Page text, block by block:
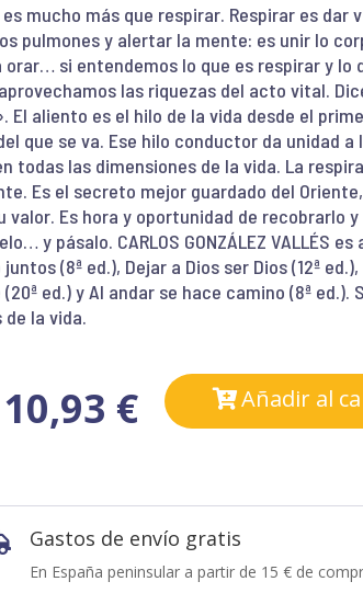
es mucho más que respirar. Respirar es dar
pulmones y alertar la mente: es unir lo
orar… si entendemos lo que es respirar y lo
las riquezas del acto vital.
El aliento es el hilo de la vida desde el
que se va. Ese hilo conductor da unidad
todas las dimensiones de la vida. La
Es el secreto mejor guardado del
valor. Es hora y oportunidad de recobrarlo
y pásalo. CARLOS GONZÁLEZ VALLÉS
(8ª ed.), Dejar a Dios ser Dios (12ª
(20ª ed.) y Al andar se hace camino (8ª
la vida.
10,93 € Añadir al
Gastos de envío gratis
En España peninsular a partir de 15 € de